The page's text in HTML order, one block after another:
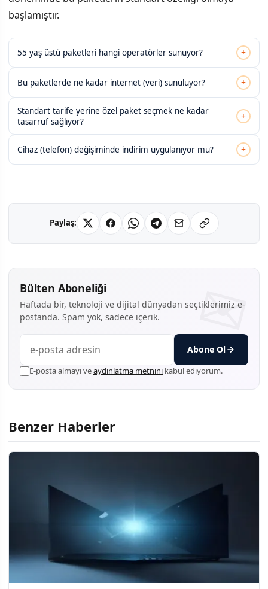
başlamıştır.
55 yaş üstü paketleri hangi operatörler sunuyor? +
Bu paketlerde ne kadar internet (veri) sunuluyor? +
Standart tarife yerine özel paket seçmek ne kadar
tasarruf sağlıyor?
+
Cihaz (telefon) değişiminde indirim uygulanıyor mu? +
Paylaş:
Bülten Aboneliği
Haftada bir, teknoloji ve dijital dünyadan seçtiklerimiz e-
postanda. Spam yok, sadece içerik.
Abone Ol
E-posta almayı veaydınlatma metnini kabul ediyorum.
Benzer Haberler